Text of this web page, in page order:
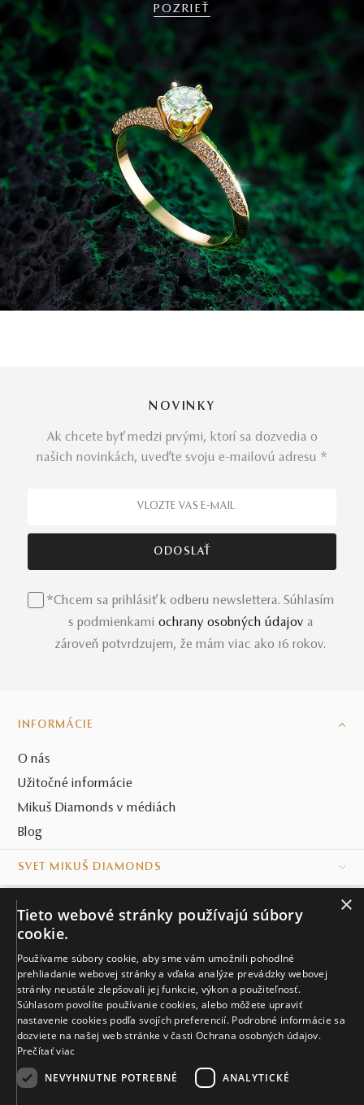
POZRIEŤ
NOVINKY
Ak chcete byť medzi prvými, ktorí sa dozvedia o
našich novinkách, uveďte svoju e-mailovú adresu *
*Chcem sa prihlásiť k odberu newslettera. Súhlasím
s podmienkami ochrany osobných údajov a
zároveň potvrdzujem, že mám viac ako 16 rokov.
INFORMÁCIE
O nás
Užitočné informácie
Mikuš Diamonds v médiách
Blog
SVET MIKUŠ DIAMONDS
KONTAKT
Naše klenotníctva
Sídlo spoločnosti
×
Tieto webové stránky používajú súbory
cookie.
Používame súbory cookie, aby sme vám umožnili pohodlné
prehliadanie webovej stránky a vďaka analýze prevádzky webovej
stránky neustále zlepšovali jej funkcie, výkon a použiteľnosť.
Súhlasom povolíte používanie cookies, alebo môžete upraviť
nastavenie cookies podľa svojích preferencií. Podrobné informácie sa
dozviete na našej web stránke v časti Ochrana osobných údajov.
Prečítať viac
NEVYHNUTNE POTREBNÉ
ANALYTICKÉ